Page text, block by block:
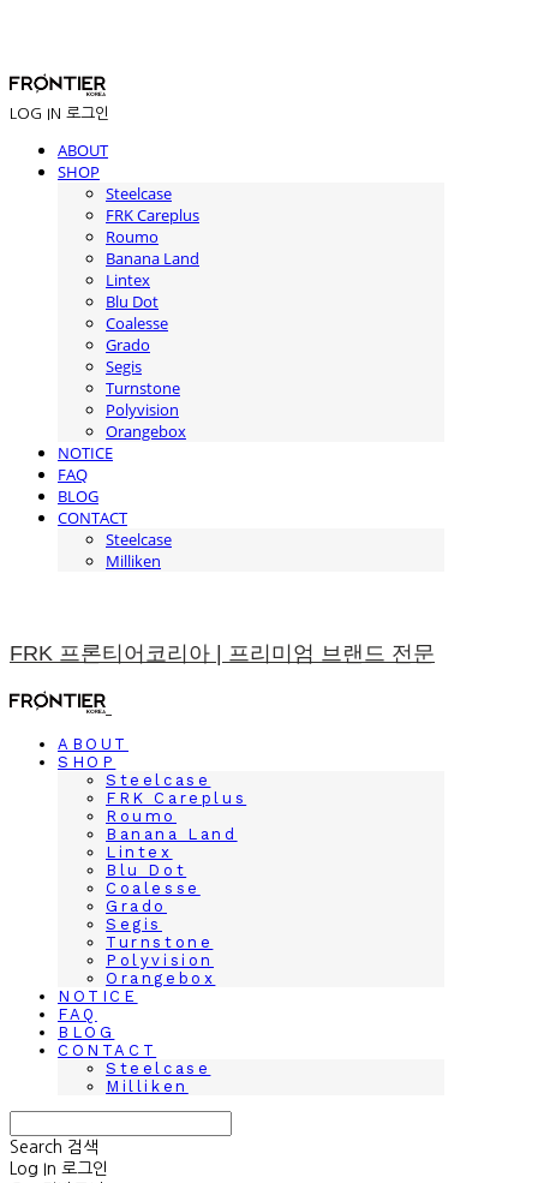
LOG IN 로그인
ABOUT
SHOP
Steelcase
FRK Careplus
Roumo
Banana Land
Lintex
Blu Dot
Coalesse
Grado
Segis
Turnstone
Polyvision
Orangebox
NOTICE
FAQ
BLOG
CONTACT
Steelcase
Milliken
FRK 프론티어코리아 | 프리미엄 브랜드 전문
ABOUT
SHOP
Steelcase
FRK Careplus
Roumo
Banana Land
Lintex
Blu Dot
Coalesse
Grado
Segis
Turnstone
Polyvision
Orangebox
NOTICE
FAQ
BLOG
CONTACT
Steelcase
Milliken
Search 검색
Log In 로그인